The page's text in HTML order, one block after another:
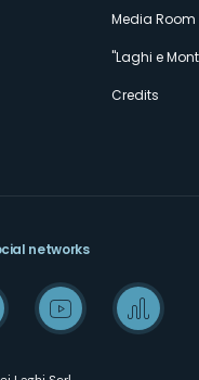
Media Room
"Laghi e
Credits
networks